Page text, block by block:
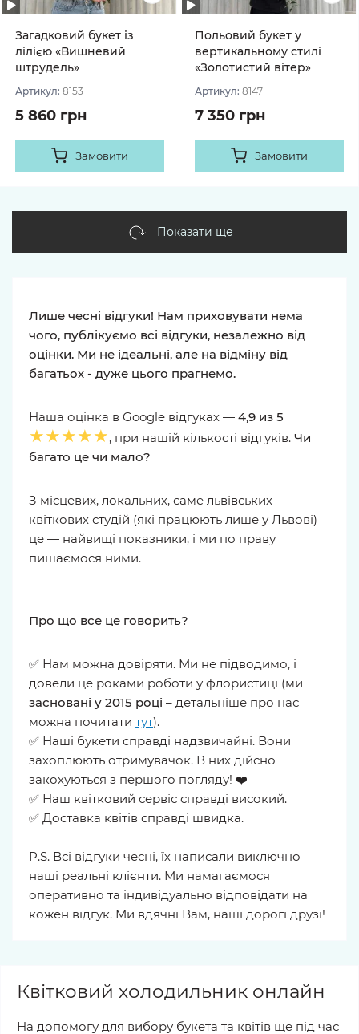
Загадковий букет із
лілією «Вишневий
штрудель»
Артикул: 8153
5 860 грн
Замовити
Польовий букет у
вертикальному стилі
«Золотистий вітер»
Артикул: 8147
7 350 грн
Замовити
Показати ще
Лише чесні відгуки! Нам приховувати нема
чого, публікуємо всі відгуки, незалежно від
оцінки. Ми не ідеальні, але на відміну від
багатьох - дуже цього прагнемо.
Наша оцінка в Google відгуках — 4,9 из 5
★★★★★, при нашій кількості відгуків. Чи
багато це чи мало?
З місцевих, локальних, саме львівських
квіткових студій (які працюють лише у Львові)
це — найвищі показники, і ми по праву
пишаємося ними.
Про що все це говорить?
✅ Нам можна довіряти. Ми не підводимо, і
довели це роками роботи у флористиці (ми
засновані у 2015 році – детальніше про нас
можна почитати тут).
✅ Наші букети справді надзвичайні. Вони
захоплюють отримувачок. В них дійсно
закохуються з першого погляду! ❤️
✅ Наш квітковий сервіс справді високий.
✅ Доставка квітів справді швидка.
P.S. Всі відгуки чесні, їх написали виключно
наші реальні клієнти. Ми намагаємося
оперативно та індивідуально відповідати на
кожен відгук. Ми вдячні Вам, наші дорогі друзі!
Квітковий холодильник онлайн
На допомогу для вибору букета та квітів ще під час